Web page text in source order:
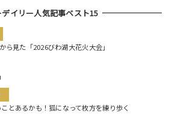
イリー人気記事ベスト15
ら見た「2026びわ湖大花火大会」
とあるかも！狐になって枚方を練り歩く